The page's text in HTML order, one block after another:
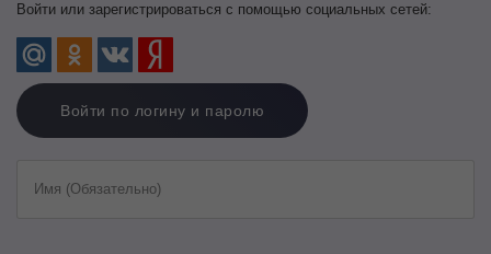
Войти или зарегистрироваться с помощью социальных сетей:
Войти по логину и паролю
Имя (Обязательно)